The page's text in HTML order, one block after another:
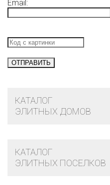
Email:
КАТАЛОГ
ЭЛИТНЫХ ДОМОВ
КАТАЛОГ
ЭЛИТНЫХ ПОСЕЛКОВ